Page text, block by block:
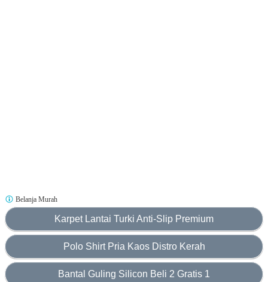
Karpet Lantai Turki Anti-Slip Premium
Polo Shirt Pria Kaos Distro Kerah
Bantal Guling Silicon Beli 2 Gratis 1
Belanja Murah